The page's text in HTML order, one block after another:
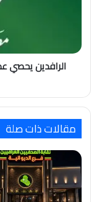
الرافدين يحصي
مقالات ذات صلة